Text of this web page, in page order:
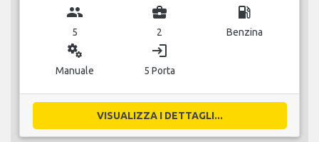
group
5
business_center
2
local_gas_station
Benzina
miscellaneous_services
Manuale
login
5 Porta
VISUALIZZA I DETTAGLI...